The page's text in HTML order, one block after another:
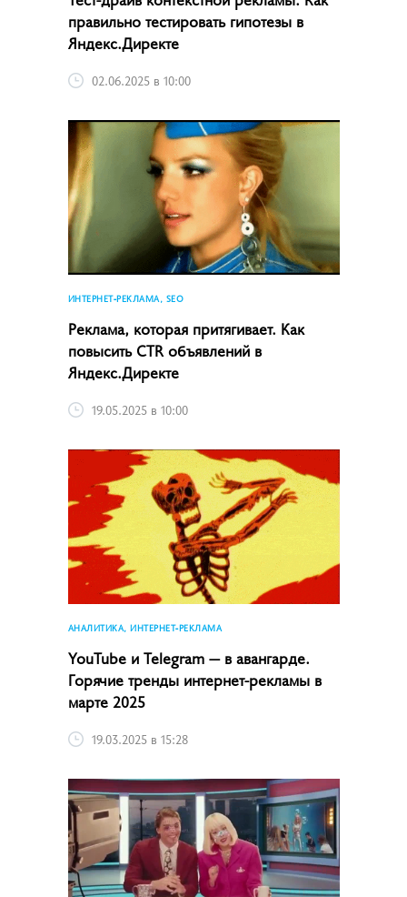
правильно тестировать гипотезы в
Яндекс.Директе
02.06.2025 в 10:00
ИНТЕРНЕТ-РЕКЛАМА, SEO
Реклама, которая притягивает. Как
повысить CTR объявлений в
Яндекс.Директе
19.05.2025 в 10:00
АНАЛИТИКА, ИНТЕРНЕТ-РЕКЛАМА
YouTube и Telegram — в авангарде.
Горячие тренды интернет-рекламы в
марте 2025
19.03.2025 в 15:28